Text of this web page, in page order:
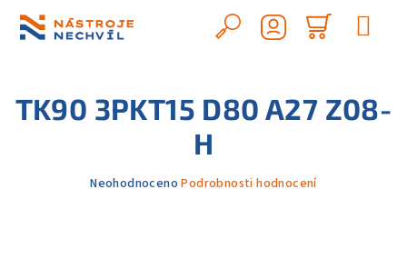
obsah
Hledat
košík
TK90 3PKT15 D80 A27 Z08-
H
Průměrné
Neohodnoceno Podrobnosti hodnocení